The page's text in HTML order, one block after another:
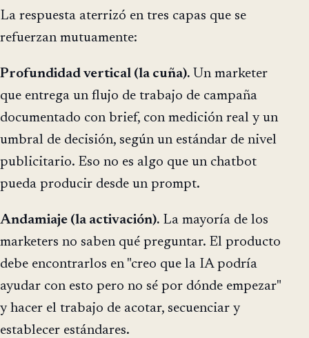
La respuesta aterrizó en tres capas que se
refuerzan mutuamente:
Profundidad vertical (la cuña). Un marketer
que entrega un flujo de trabajo de campaña
documentado con brief, con medición real y un
umbral de decisión, según un estándar de nivel
publicitario. Eso no es algo que un chatbot
pueda producir desde un prompt.
Andamiaje (la activación). La mayoría de los
marketers no saben qué preguntar. El producto
debe encontrarlos en "creo que la IA podría
ayudar con esto pero no sé por dónde empezar"
y hacer el trabajo de acotar, secuenciar y
establecer estándares.